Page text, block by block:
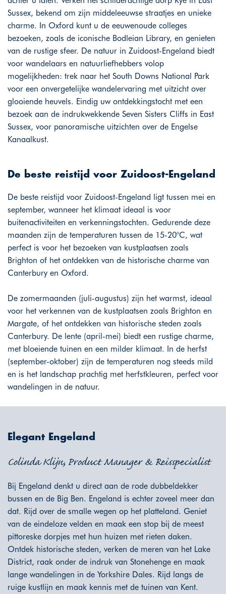
Sussex, bekend om zijn middeleeuwse straatjes en unieke
charme. In Oxford kunt u de eeuwenoude colleges
bezoeken, zoals de iconische Bodleian Library, en genieten
van de rustige sfeer. De natuur in Zuidoost-Engeland biedt
voor wandelaars en natuurliefhebbers volop
mogelijkheden: trek naar het South Downs National Park
voor een onvergetelijke wandelervaring met uitzicht over
glooiende heuvels. Eindig uw ontdekkingstocht met een
bezoek aan de indrukwekkende Seven Sisters Cliffs in East
Sussex, voor panoramische uitzichten over de Engelse
Kanaalkust.
De beste reistijd voor Zuidoost-Engeland
De beste reistijd voor Zuidoost-Engeland ligt tussen mei en
september, wanneer het klimaat ideaal is voor
buitenactiviteiten en verkenningstochten. Gedurende deze
maanden zijn de temperaturen tussen de 15-20°C, wat
perfect is voor het bezoeken van kustplaatsen zoals
Brighton of het ontdekken van de historische charme van
Canterbury en Oxford.
De zomermaanden (juli-augustus) zijn het warmst, ideaal
voor het verkennen van de kustplaatsen zoals Brighton en
Margate, of het ontdekken van historische steden zoals
Canterbury. De lente (april-mei) biedt een rustige charme,
met bloeiende tuinen en een milder klimaat. In de herfst
(september-oktober) zijn de temperaturen nog steeds mild
en is het landschap prachtig met herfstkleuren, perfect voor
wandelingen in de natuur.
Elegant Engeland
Colinda Klijn, Product Manager & Reisspecialist
Bij Engeland denkt u direct aan de rode dubbeldekker
bussen en de Big Ben. Engeland is echter zoveel meer dan
dat. Rijd over de smalle wegen op het platteland. Geniet
van de eindeloze velden en maak een stop bij de meest
pittoreske dorpjes met hun huizen met rieten daken.
Ontdek historische steden, verken de meren van het Lake
District, raak onder de indruk van Stonehenge en maak
lange wandelingen in de Yorkshire Dales. Rijd langs de
ruige kustlijn en maak kennis met de tuinen van Kent.